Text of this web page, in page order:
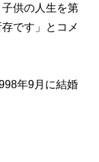
供の人生を第
です」とコメ
年9月に結婚